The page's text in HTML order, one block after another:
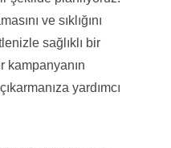
ve sıklığını
sağlıklı bir
kampanyanın
yardımcı